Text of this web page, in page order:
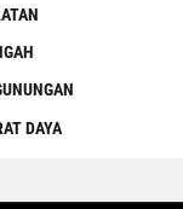
DAYA